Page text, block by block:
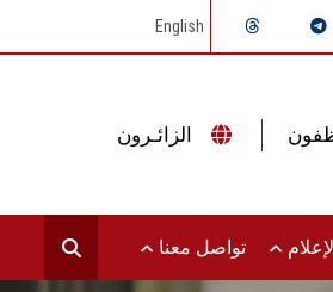
English
تواصل معنا